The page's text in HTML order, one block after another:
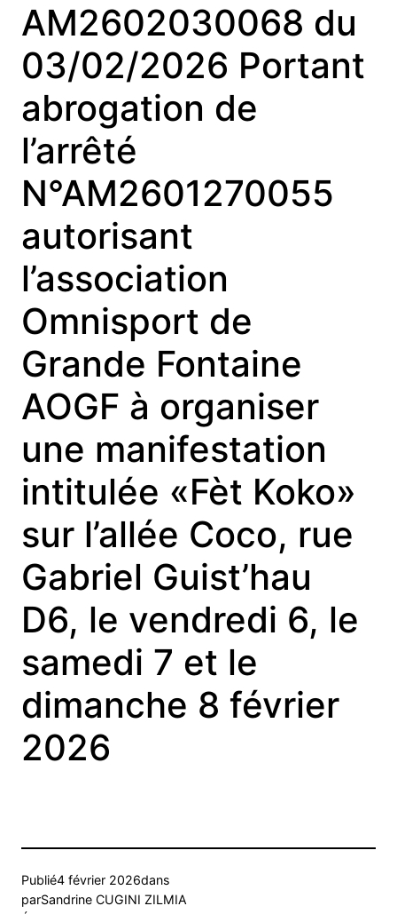
AM2602030068 du
03/02/2026 Portant
abrogation de
l’arrêté
N°AM2601270055
autorisant
l’association
Omnisport de
Grande Fontaine
AOGF à organiser
une manifestation
intitulée «Fèt Koko»
sur l’allée Coco, rue
Gabriel Guist’hau
D6, le vendredi 6, le
samedi 7 et le
dimanche 8 février
2026
Publié4 février 2026dans
parSandrine CUGINI ZILMIA